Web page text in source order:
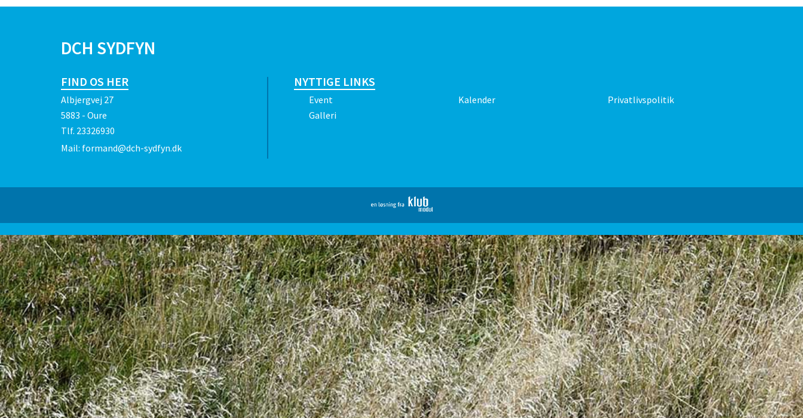
DCH SYDFYN
FIND OS HER
Albjergvej 27
5883 - Oure
Tlf. 23326930
Mail: formand@dch-sydfyn.dk
NYTTIGE LINKS
Event Kalender
Privatlivspolitik
Galleri